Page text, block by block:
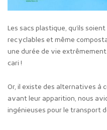
Les sacs plastique, qu’ils
recyclables et même
une durée de vie
cari !
Or, il existe des alternatives à
avant leur apparition, nous
ingénieuses pour le transport